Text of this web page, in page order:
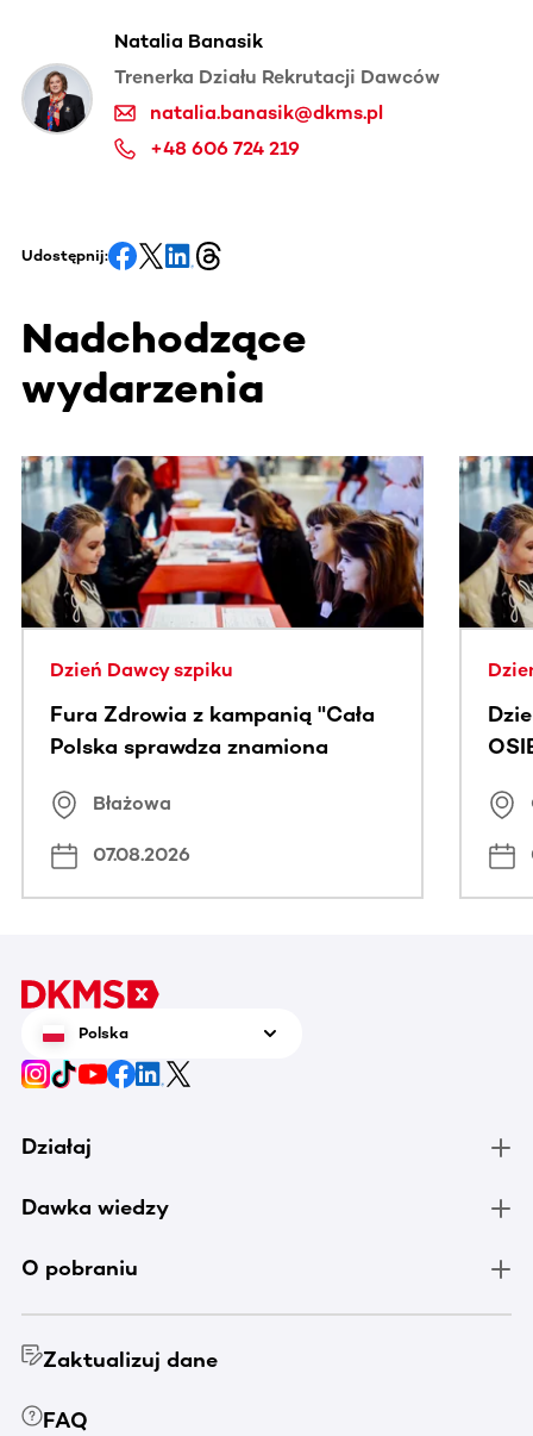
Natalia Banasik
Trenerka Działu Rekrutacji Dawców
natalia.banasik@dkms.pl
+48 606 724 219
Udostępnij:
Nadchodzące
wydarzenia
Ta sekcja zawiera treści przewijane w poziomie. Użyj
Dzień Dawcy szpiku
Fura Zdrowia z kampanią "Cała
Polska sprawdza znamiona
Błażowa
07.08.2026
Polska
Działaj
Dawka wiedzy
O pobraniu
Zaktualizuj dane
FAQ